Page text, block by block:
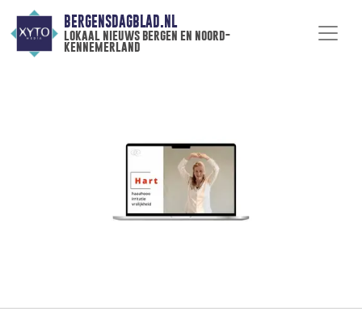
BERGENSDAGBLAD.NL
lokaal nieuws bergen en noord-
kennemerland